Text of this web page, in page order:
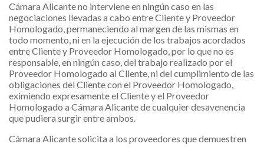
Cámara Alicante no interviene en ningún caso en las
negociaciones llevadas a cabo entre Cliente y Proveedor
Homologado, permaneciendo al margen de las mismas en
todo momento, ni en la ejecución de los trabajos acordados
entre Cliente y Proveedor Homologado, por lo que no es
responsable, en ningún caso, del trabajo realizado por el
Proveedor Homologado al Cliente, ni del cumplimiento de las
obligaciones del Cliente con el Proveedor Homologado,
eximiendo expresamente el Cliente y el Proveedor
Homologado a Cámara Alicante de cualquier desavenencia
que pudiera surgir entre ambos.
Cámara Alicante solicita a los proveedores que demuestren